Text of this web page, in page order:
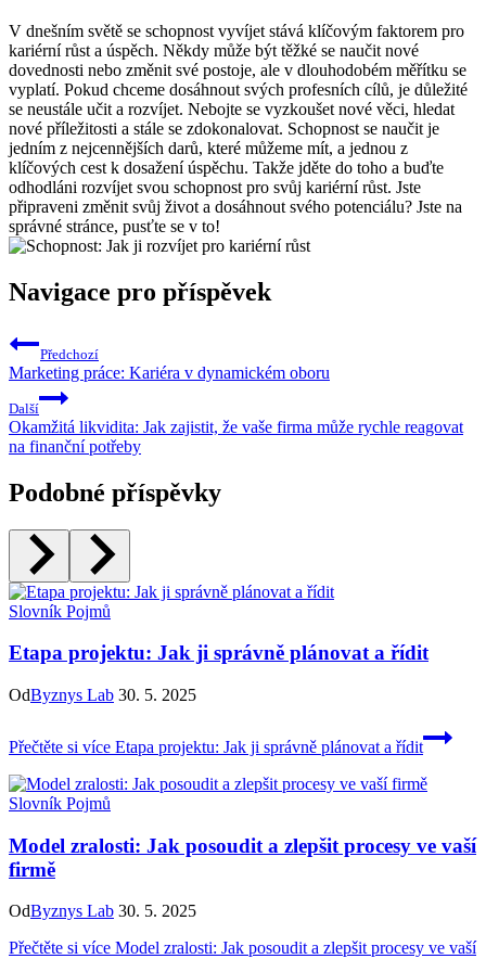
V dnešním světě se schopnost vyvíjet stává klíčovým faktorem pro
kariérní růst a úspěch. Někdy může být těžké se naučit nové
dovednosti nebo změnit své postoje, ale v dlouhodobém měřítku se
vyplatí. Pokud chceme dosáhnout svých profesních cílů, je důležité
se neustále učit a rozvíjet. Nebojte se vyzkoušet nové věci, hledat
nové příležitosti a stále se zdokonalovat. Schopnost se naučit je
jedním z nejcennějších darů, které můžeme mít, a jednou z
klíčových cest k dosažení úspěchu. Takže jděte do toho a buďte
odhodláni rozvíjet svou schopnost pro svůj kariérní růst. Jste
připraveni změnit svůj život a dosáhnout svého potenciálu? Jste na
správné stránce, pusťte se v to!
Navigace pro příspěvek
Předchozí
Marketing práce: Kariéra v dynamickém oboru
Další
Okamžitá likvidita: Jak zajistit, že vaše firma může rychle reagovat
na finanční potřeby
Podobné příspěvky
Slovník Pojmů
Etapa projektu: Jak ji správně plánovat a řídit
OdByznys Lab 30. 5. 2025
Přečtěte si více Etapa projektu: Jak ji správně plánovat a řídit
Slovník Pojmů
Model zralosti: Jak posoudit a zlepšit procesy ve vaší
firmě
OdByznys Lab 30. 5. 2025
Přečtěte si více Model zralosti: Jak posoudit a zlepšit procesy ve vaší